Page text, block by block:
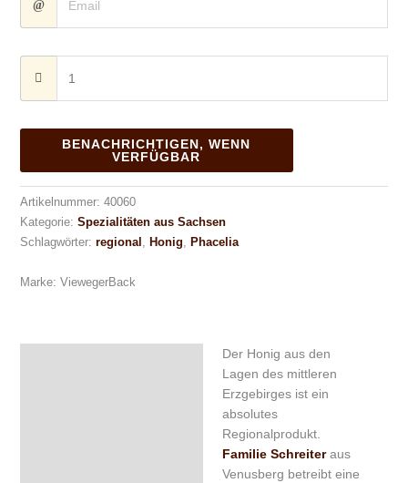
BENACHRICHTIGEN, WENN
VERFÜGBAR
Artikelnummer: 40060
Kategorie: Spezialitäten aus Sachsen
Schlagwörter: regional , Honig, Phacelia
Marke: ViewegerBack
Der Honig aus den
Lagen des mittleren
Erzgebirges ist ein
absolutes
Regionalprodukt.
Familie Schreiteraus
Venusberg betreibt eine